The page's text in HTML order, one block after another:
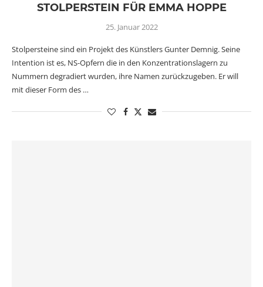
STOLPERSTEIN FÜR EMMA HOPPE
25. Januar 2022
Stolpersteine sind ein Projekt des Künstlers Gunter Demnig. Seine
Intention ist es, NS-Opfern die in den Konzentrationslagern zu
Nummern degradiert wurden, ihre Namen zurückzugeben. Er will
mit dieser Form des …